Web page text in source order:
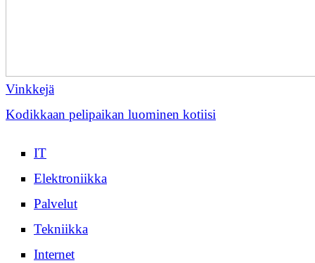
Vinkkejä
Kodikkaan pelipaikan luominen kotiisi
IT
Elektroniikka
Palvelut
Tekniikka
Internet